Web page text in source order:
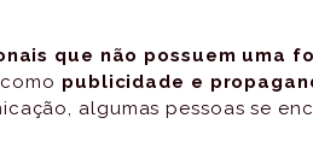
que não possuem uma
publicidade e
algumas pessoas se